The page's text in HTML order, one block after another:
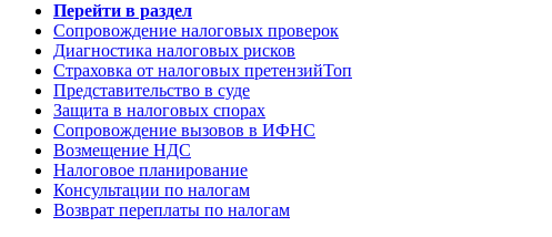
Перейти в раздел
Сопровождение налоговых проверок
Диагностика налоговых рисков
Страховка от налоговых претензийТоп
Представительство в суде
Защита в налоговых спорах
Сопровождение вызовов в ИФНС
Возмещение НДС
Налоговое планирование
Консультации по налогам
Возврат переплаты по налогам